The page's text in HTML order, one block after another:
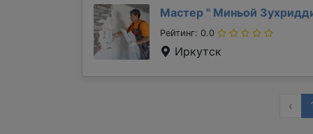
Мастер " Миньой
Рейтинг: 0.0
Иркутск
‹